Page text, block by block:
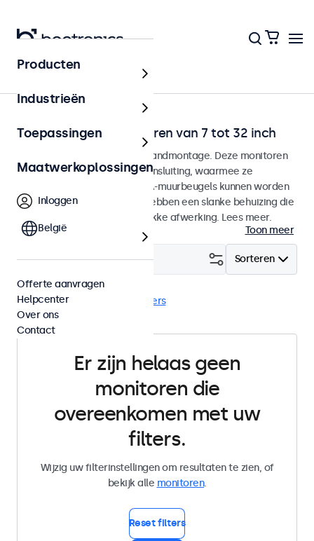
Home
Wandmontage monitoren van 7 tot 32 inch
Monitoren ontworpen voor wandmontage. Deze monitoren
zijn voorzien van een VESA-aansluiting, waarmee ze
eenvoudig op universele VESA-muurbeugels kunnen worden
gemonteerd. De monitoren hebben een slanke behuizing die
zorgt voor een strakke en vlakke afwerking. Lees meer.
Toon meer
Sorteren
Filter (0)
Wand USB-C Wis alle filters
Er zijn helaas geen
monitoren die
overeenkomen met uw
filters.
Wijzig uw filterinstellingen om resultaten te zien, of
bekijk alle monitoren.
Reset filters
Producten
Industrieën
Toepassingen
Maatwerkoplossingen
Inloggen
België
Offerte aanvragen
Helpcenter
Over ons
Contact